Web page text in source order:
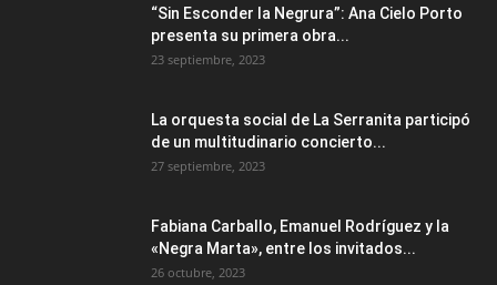
“Sin Esconder la Negrura”: Ana Cielo Porto
presenta su primera obra...
23 septiembre, 2023
La orquesta social de La Serranita participó
de un multitudinario concierto...
27 septiembre, 2023
Fabiana Carballo, Emanuel Rodríguez y la
«Negra Marta», entre los invitados...
26 octubre, 2023